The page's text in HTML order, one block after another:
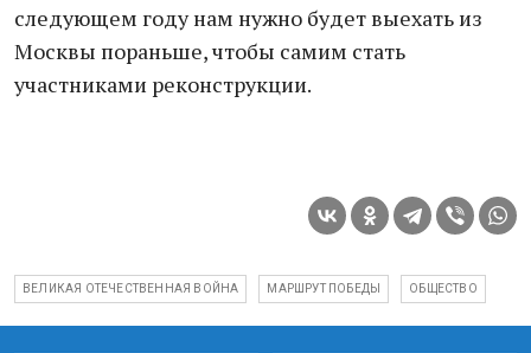
следующем году нам нужно будет выехать из
Москвы пораньше, чтобы самим стать
участниками реконструкции.
ВЕЛИКАЯ ОТЕЧЕСТВЕННАЯ ВОЙНА МАРШРУТ ПОБЕДЫ ОБЩЕСТВО